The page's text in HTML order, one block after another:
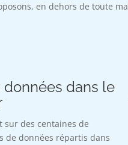
en dehors de toute
données dans le
sur des centaines de
de données répartis dans